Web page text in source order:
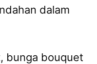
dalam
bunga bouquet